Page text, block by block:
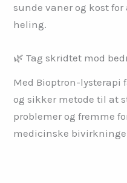
sunde vaner og kost
heling.
🌿 Tag skridtet mod
Med Bioptron-lysterapi
og sikker metode til at
problemer og fremme
medicinske